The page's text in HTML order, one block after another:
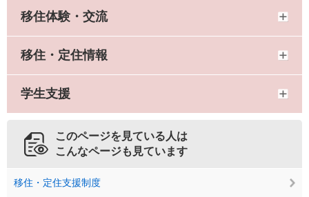
移住体験・交流
移住・定住情報
学生支援
このページを見ている人は
こんなページも見ています
移住・定住支援制度